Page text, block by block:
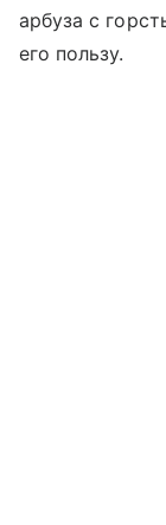
арбуза с
его пользу.